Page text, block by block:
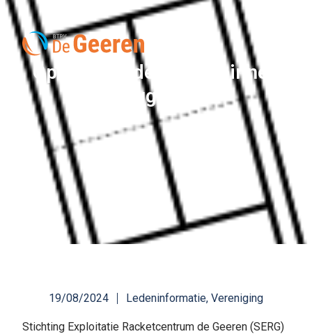
Opening padelbanen binnen
(aug ’24)
19/08/2024 Ledeninformatie, Vereniging
Stichting Exploitatie Racketcentrum de Geeren (SERG)